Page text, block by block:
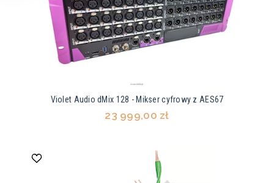
Violet Audio dMix 128 - Mikser cyfrowy z AES67
23 999,00 zł